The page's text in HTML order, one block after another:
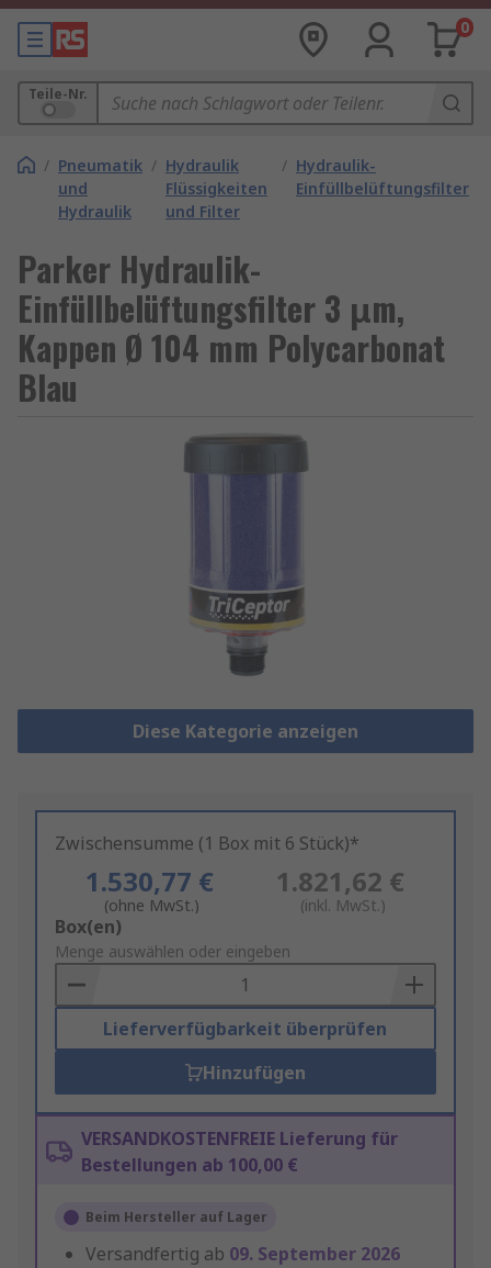
0
Teile-Nr.
/ Pneumatik
und
Hydraulik
/ Hydraulik
Flüssigkeiten
und Filter
/ Hydraulik-
Einfüllbelüftungsfilter
Parker Hydraulik-
Einfüllbelüftungsfilter 3 μm,
Kappen Ø 104 mm Polycarbonat
Blau
Diese Kategorie anzeigen
Zwischensumme (1 Box mit 6 Stück)*
1.530,77 €
(ohne MwSt.)
1.821,62 €
(inkl. MwSt.)
Add
to
Basket
Box(en)
Menge auswählen oder eingeben
Lieferverfügbarkeit überprüfen
Hinzufügen
VERSANDKOSTENFREIE Lieferung für
Bestellungen ab 100,00 €
Beim Hersteller auf Lager
Versandfertig ab 09. September 2026